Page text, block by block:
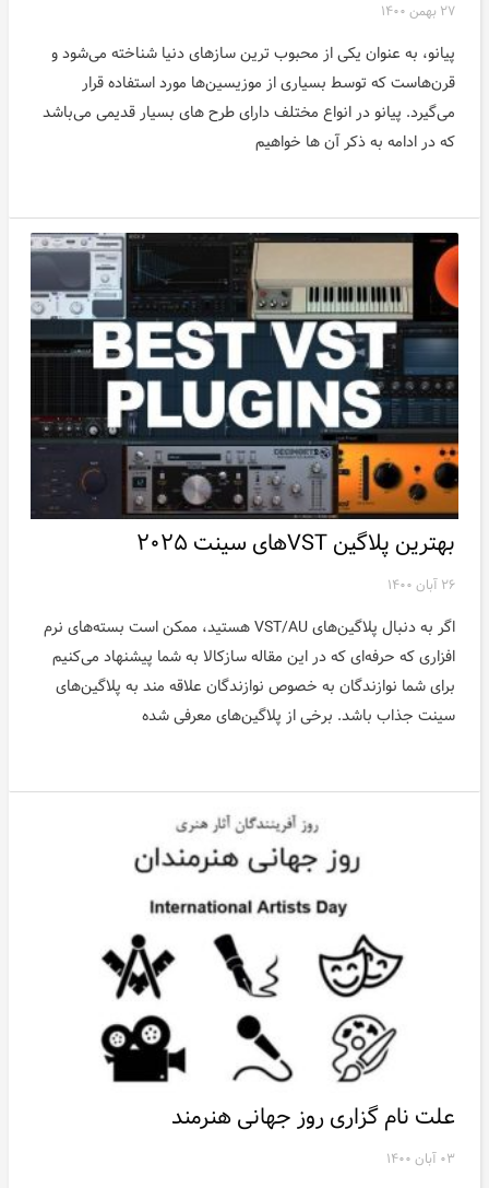
۲۷ بهمن ۱۴۰۰
پیانو، به عنوان یکی از محبوب ترین سازهای دنیا شناخته می‌شود و
قرن‌هاست که توسط بسیاری از موزیسین‌ها مورد استفاده قرار
می‌گیرد. پیانو در انواع مختلف دارای طرح های بسیار قدیمی می‌باشد
که در ادامه به ذکر آن ها خواهیم
بهترین پلاگین VSTهای سینت ۲۰۲۵
۲۶ آبان ۱۴۰۰
اگر به دنبال پلاگین‌های VST/AU هستید، ممکن است بسته‌های نرم
افزاری که حرفه‌ای که در این مقاله سازکالا به شما پیشنهاد می‌کنیم
برای شما نوازندگان به خصوص نوازندگان علاقه مند به پلاگین‌های
سینت جذاب باشد. برخی از پلاگین‌های معرفی شده
علت نام گزاری روز جهانی هنرمند
۰۳ آبان ۱۴۰۰